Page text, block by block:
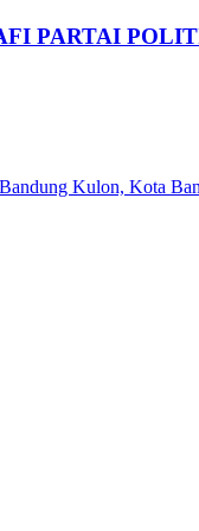
PARTAI
Kulon, Kota